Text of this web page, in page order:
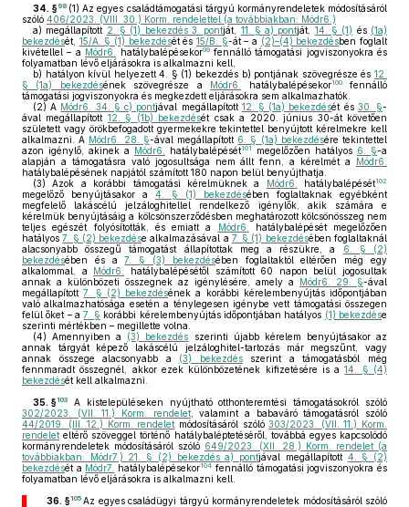
34. §98 (1) Az egyes családtámogatási tárgyú kormányrendeletek módosításáról
szóló 406/2023. (VIII. 30.) Korm. rendelettel (a továbbiakban: Módr6.)
a) megállapított 2. § (1) bekezdés 3. pontját, 11. § a) pontját, 14. § (1) és (1a)
bekezdését, 15/A. § (1) bekezdését és15/B. §-át – a (2)–(4) bekezdésben foglalt
kivétellel – a Módr6. hatálybalépésekor99fennálló támogatási jogviszonyokra és
folyamatban lévő eljárásokra is alkalmazni kell,
b) hatályon kívül helyezett 4. § (1) bekezdés b) pontjának szövegrésze és 12.
§ (1a) bekezdésének szövegrésze a Módr6. hatálybalépésekor100fennálló
támogatási jogviszonyokra és megkezdett eljárásokra sem alkalmazhatók.
(2) A Módr6. 34. § c) pontjával megállapított 12. § (1a) bekezdését és 30. §-
ával megállapított 12. § (1b) bekezdését csak a 2020. június 30-át követően
született vagy örökbefogadott gyermekekre tekintettel benyújtott kérelmekre kell
alkalmazni. A Módr6. 28. §-ával megállapított 6. § (1a) bekezdésére tekintettel
azon igénylő, akinek a Módr6. hatálybalépését101 megelőzően hatályos 6. §-a
alapján a támogatásra való jogosultsága nem állt fenn, a kérelmét a Módr6.
hatálybalépésének napjától számított 180 napon belül benyújthatja.
(3) Azok a korábbi támogatási kérelmüknek a Módr6. hatálybalépését102
megelőző benyújtásakor a 4. § (1) bekezdésében foglaltaknak egyébként
megfelelő lakáscélú jelzáloghitellel rendelkező igénylők, akik számára e
kérelmük benyújtásáig a kölcsönszerződésben meghatározott kölcsönösszeg nem
teljes egészét folyósították, és emiatt a
Módr6.
hatálybalépését megelőzően
hatályos7. § (2) bekezdése alkalmazásával a 7. § (1) bekezdésében foglaltaknál
alacsonyabb összegű támogatást állapítottak meg a részükre, a
6. § (2)
bekezdésében és a7. § (3) bekezdésében foglaltaktól eltérően még egy
alkalommal, a Módr6.
hatálybalépésétől számított 60 napon belül jogosultak
annak a különbözeti összegnek az igénylésére, amely a Módr6. 29. §-ával
megállapított7. § (2) bekezdésének a korábbi kérelembenyújtás időpontjában
való alkalmazhatósága esetén a ténylegesen igénybe vett támogatási összegen
felül őket – a7. § korábbi kérelembenyújtás időpontjában hatályos (1) bekezdése
szerinti mértékben – megillette volna.
(4) Amennyiben a (3) bekezdés szerinti újabb kérelem benyújtásakor az
annak tárgyát képező lakáscélú jelzáloghitel-tartozás már megszűnt, vagy
annak összege alacsonyabb a (3) bekezdésszerint a támogatásból még
fennmaradt összegnél, akkor ezek különbözetének kifizetésére is a14. § (4)
bekezdését kell alkalmazni.
35. §103
A kistelepüléseken nyújtható otthonteremtési támogatásokról szóló
302/2023. (VII. 11.) Korm. rendelet, valamint a babaváró támogatásról szóló
44/2019. (III. 12.) Korm. rendelet módosításáról szóló303/2023. (VII. 11.) Korm.
rendelet eltérő szöveggel történő hatálybaléptetéséről, továbbá egyes kapcsolódó
kormányrendeletek módosításáról szóló 649/2023. (XII. 28.) Korm. rendelet (a
továbbiakban: Módr7.) 21. § (2) bekezdés a) pontjával megállapított 4. § (2)
bekezdését a Módr7. hatálybalépésekor104 fennálló támogatási jogviszonyokra és
folyamatban lévő eljárásokra is alkalmazni kell.
36. §105 Az egyes családügyi tárgyú kormányrendeletek módosításáról szóló